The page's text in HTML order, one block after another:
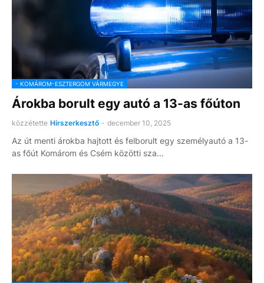
- KOMÁROM-ESZTERGOM VÁRMEGYE
Árokba borult egy autó a 13-as főúton
közzétette Hírszerkesztő - december 10, 2025
Az út menti árokba hajtott és felborult egy személyautó a 13-
as főút Komárom és Csém közötti sza…